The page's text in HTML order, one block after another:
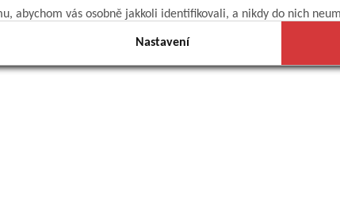
abychom vás osobně jakkoli identifikovali, a nikdy do nich
Nastavení